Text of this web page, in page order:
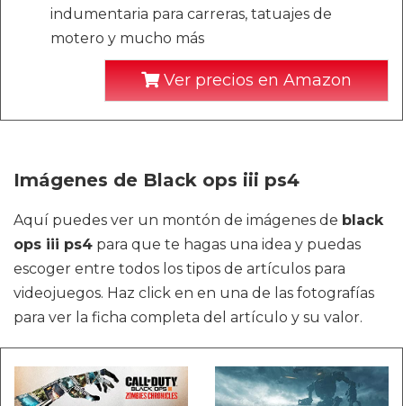
indumentaria para carreras, tatuajes de
motero y mucho más
Ver precios en Amazon
Imágenes de Black ops iii ps4
Aquí puedes ver un montón de imágenes de black
ops iii ps4 para que te hagas una idea y puedas
escoger entre todos los tipos de artículos para
videojuegos. Haz click en en una de las fotografías
para ver la ficha completa del artículo y su valor.